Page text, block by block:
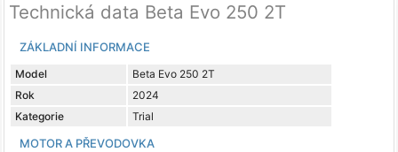
Technická data Beta Evo 250 2T
ZÁKLADNÍ INFORMACE
Model
Beta Evo 250 2T
Rok
2024
Kategorie
Trial
MOTOR A PŘEVODOVKA